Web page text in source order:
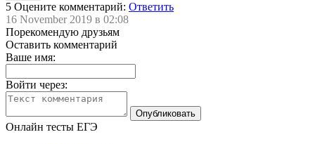
5 Оцените комментарий: Ответить
16 November 2019 в 02:08
Порекомендую друзьям
Оставить комментарий
Ваше имя:
Войти через:
Онлайн тесты ЕГЭ